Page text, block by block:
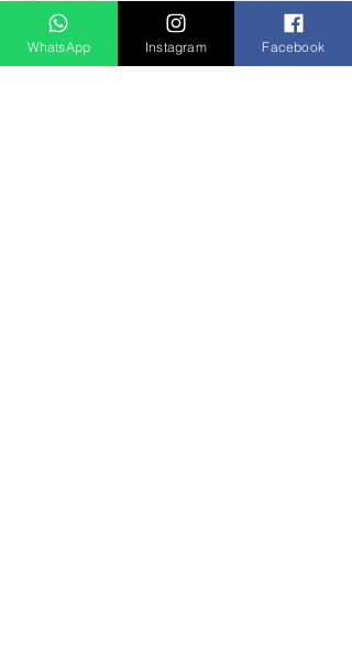
próprios usuários. Portanto, não há qualquer
indício de vazamento da base de dados
pessoais cadastrados na plataforma.
WhatsApp Instagram Facebook